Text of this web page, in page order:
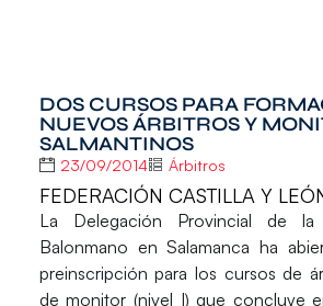
DOS CURSOS PARA
NUEVOS ÁRBITROS Y
SALMANTINOS
23/09/2014 Árbitros
FEDERACIÓN CASTILLA Y
La Delegación Provincial de la
Balonmano en Salamanca ha
preinscripción para los cursos de
de monitor (nivel I) que concluye